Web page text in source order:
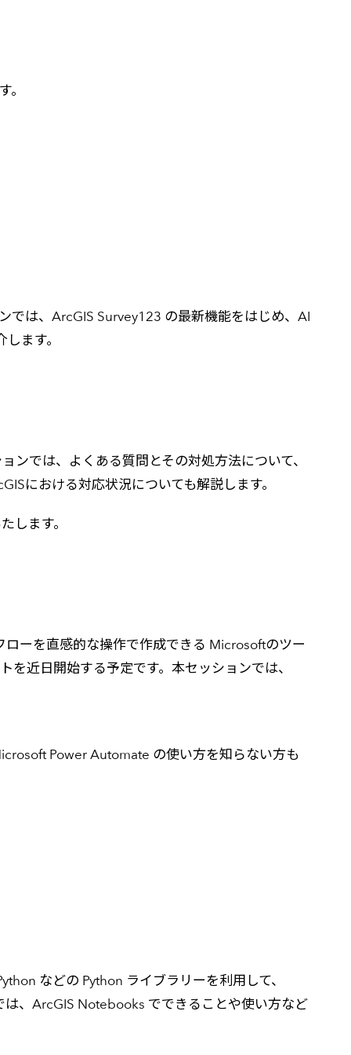
。
では、ArcGIS Survey123 の最新機能をはじめ、AI
ます。
では、よくある質問とその対処方法について、
における対応状況についても解説します。
します。
ーを直感的な操作で作成できる Microsoftのツー
近日開始する予定です。本セッションでは、
Power Automate の使い方を知らない方も
などの Python ライブラリーを利用して、
、ArcGIS Notebooks でできることや使い方など